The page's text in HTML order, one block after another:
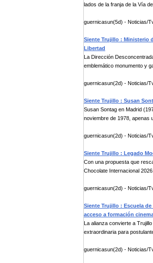
lados de la franja de la Vía
guernicasun(5d) - Noticias/
Siente Trujillo : Ministerio
Libertad
La Dirección
emblemático monumento y
guernicasun(2d) - Noticias/
Siente Trujillo : Susan
Susan Sontag en Madrid
noviembre de 1978, apenas
guernicasun(2d) - Noticias/
Siente Trujillo : Legado
Con una propuesta que
Chocolate Internacional
guernicasun(2d) - Noticias/
Siente Trujillo : Escuela
acceso a formación
La alianza convierte a
extraordinaria para
guernicasun(2d) - Noticias/